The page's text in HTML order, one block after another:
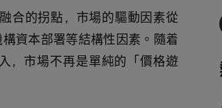
合的拐點，市場的驅動因素從
資本部署等結構性因素。隨着
，市場不再是單純的「價格遊